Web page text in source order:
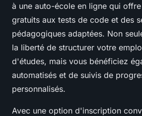
à une auto-école en ligne qui
gratuits aux tests de code et des
pédagogiques adaptées. Non
la liberté de structurer votre
d'études, mais vous bénéficiez
automatisés et de suivis de
personnalisés.
Avec une option d'inscription